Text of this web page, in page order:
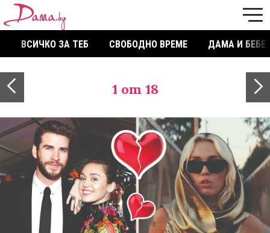
ВСИЧКО ЗА ТЕБ СВОБОДНО ВРЕМЕ ДАМА И БЕБЕ
1 от 18